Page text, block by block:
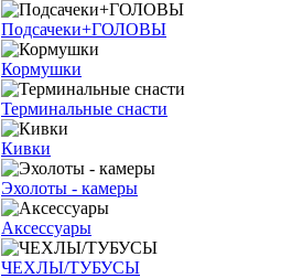
Подсачеки+ГОЛОВЫ
Кормушки
Терминальные снасти
Кивки
Эхолоты - камеры
Аксессуары
ЧЕХЛЫ/ТУБУСЫ